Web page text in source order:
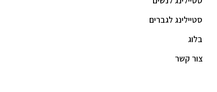
סטיילינג לגברים
בלוג
צור קשר